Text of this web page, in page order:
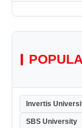
Invertis
SBS University